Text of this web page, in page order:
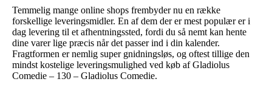
Temmelig mange online shops frembyder nu en række
forskellige leveringsmidler. En af dem der er mest populær er i
dag levering til et afhentningssted, fordi du så nemt kan hente
dine varer lige præcis når det passer ind i din kalender.
Fragtformen er nemlig super gnidningsløs, og oftest tillige den
mindst kostelige leveringsmulighed ved køb af Gladiolus
Comedie – 130 – Gladiolus Comedie.